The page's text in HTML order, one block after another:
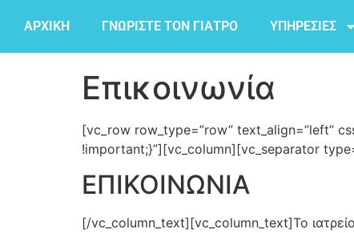
ΑΡΧΙΚΗ ΓΝΩΡΙΣΤΕ ΤΟΝ ΓΙΑΤΡΟ ΥΠΗΡΕΣΙΕΣ
Επικοινωνία
[vc_row row_type=”row” text_align=”left”
!important;}”][vc_column][vc_separator
ΕΠΙΚΟΙΝΩΝΙΑ
[/vc_column_text][vc_column_text]Το